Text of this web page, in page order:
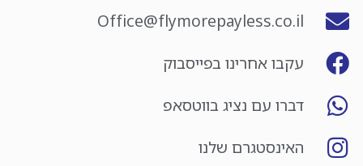
Office@flymorepayless.co.il
עקבו אחרינו בפייסבוק
דברו עם נציג בווטסאפ
האינסטגרם שלנו